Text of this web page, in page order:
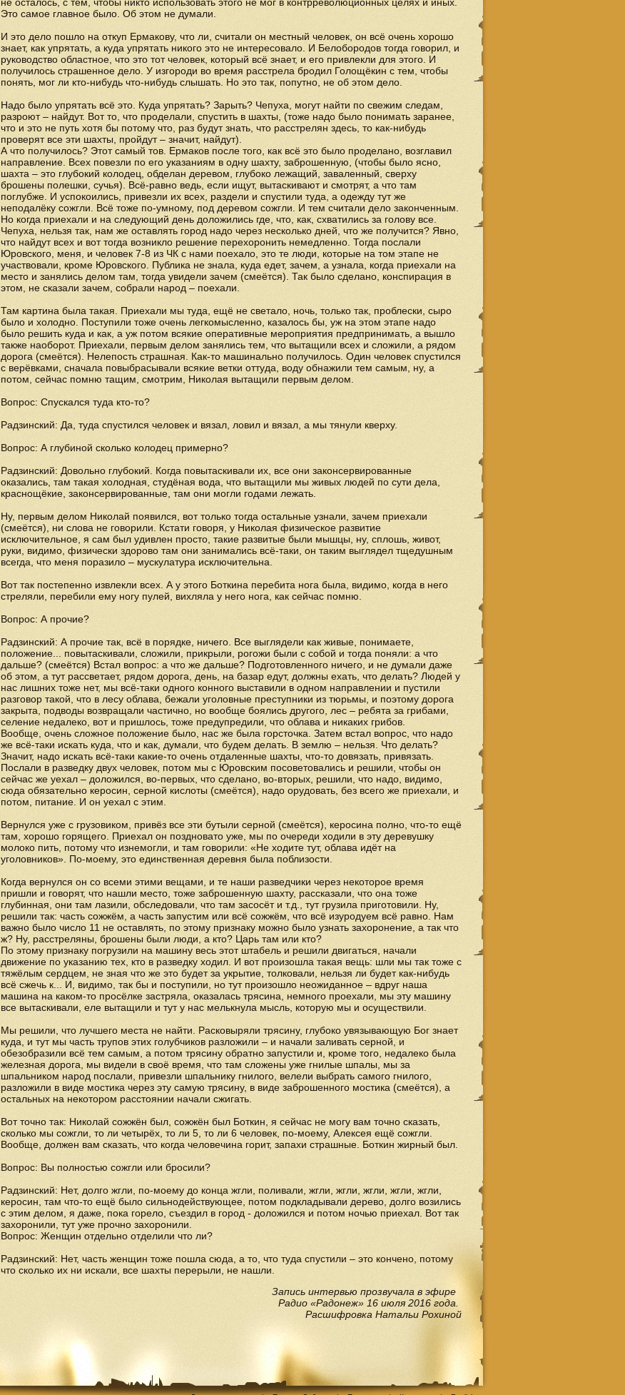
Это самое главное было. Об этом не думали.
И это дело пошло на откуп Ермакову, что ли, считали он местный человек, он всё очень хорошо
знает, как упрятать, а куда упрятать никого это не интересовало. И Белобородов тогда говорил, и
руководство областное, что это тот человек, который всё знает, и его привлекли для этого. И
получилось страшенное дело. У изгороди во время расстрела бродил Голощёкин с тем, чтобы
понять, мог ли кто-нибудь что-нибудь слышать. Но это так, попутно, не об этом дело.
Надо было упрятать всё это. Куда упрятать? Зарыть? Чепуха, могут найти по свежим следам,
разроют – найдут. Вот то, что проделали, спустить в шахты, (тоже надо было понимать заранее,
что и это не путь хотя бы потому что, раз будут знать, что расстрелян здесь, то как-нибудь
проверят все эти шахты, пройдут – значит, найдут).
А что получилось? Этот самый тов. Ермаков после того, как всё это было проделано, возглавил
направление. Всех повезли по его указаниям в одну шахту, заброшенную, (чтобы было ясно,
шахта – это глубокий колодец, обделан деревом, глубоко лежащий, заваленный, сверху
брошены полешки, сучья). Всё-равно ведь, если ищут, вытаскивают и смотрят, а что там
поглубже. И успокоились, привезли их всех, раздели и спустили туда, а одежду тут же
неподалёку сожгли. Всё тоже по-умному, под деревом сожгли. И тем считали дело законченным.
Но когда приехали и на следующий день доложились где, что, как, схватились за голову все.
Чепуха, нельзя так, нам же оставлять город надо через несколько дней, что же получится? Явно,
что найдут всех и вот тогда возникло решение перехоронить немедленно. Тогда послали
Юровского, меня, и человек 7-8 из ЧК с нами поехало, это те люди, которые на том этапе не
участвовали, кроме Юровского. Публика не знала, куда едет, зачем, а узнала, когда приехали на
место и занялись делом там, тогда увидели зачем (смеётся). Так было сделано, конспирация в
этом, не сказали зачем, собрали народ – поехали.
Там картина была такая. Приехали мы туда, ещё не светало, ночь, только так, проблески, сыро
было и холодно. Поступили тоже очень легкомысленно, казалось бы, уж на этом этапе надо
было решить куда и как, а уж потом всякие оперативные мероприятия предпринимать, а вышло
также наоборот. Приехали, первым делом занялись тем, что вытащили всех и сложили, а рядом
дорога (смеётся). Нелепость страшная. Как-то машинально получилось. Один человек спустился
с верёвками, сначала повыбрасывали всякие ветки оттуда, воду обнажили тем самым, ну, а
потом, сейчас помню тащим, смотрим, Николая вытащили первым делом.
Вопрос: Спускался туда кто-то?
Радзинский: Да, туда спустился человек и вязал, ловил и вязал, а мы тянули кверху.
Вопрос: А глубиной сколько колодец примерно?
Радзинский: Довольно глубокий. Когда повытаскивали их, все они законсервированные
оказались, там такая холодная, студёная вода, что вытащили мы живых людей по сути дела,
краснощёкие, законсервированные, там они могли годами лежать.
Ну, первым делом Николай появился, вот только тогда остальные узнали, зачем приехали
(смеётся), ни слова не говорили. Кстати говоря, у Николая физическое развитие
исключительное, я сам был удивлен просто, такие развитые были мышцы, ну, сплошь, живот,
руки, видимо, физически здорово там они занимались всё-таки, он таким выглядел тщедушным
всегда, что меня поразило – мускулатура исключительна.
Вот так постепенно извлекли всех. А у этого Боткина перебита нога была, видимо, когда в него
стреляли, перебили ему ногу пулей, вихляла у него нога, как сейчас помню.
Вопрос: А прочие?
Радзинский: А прочие так, всё в порядке, ничего. Все выглядели как живые, понимаете,
положение... повытаскивали, сложили, прикрыли, рогожи были с собой и тогда поняли: а что
дальше? (смеётся) Встал вопрос: а что же дальше? Подготовленного ничего, и не думали даже
об этом, а тут рассветает, рядом дорога, день, на базар едут, должны ехать, что делать? Людей у
нас лишних тоже нет, мы всё-таки одного конного выставили в одном направлении и пустили
разговор такой, что в лесу облава, бежали уголовные преступники из тюрьмы, и поэтому дорога
закрыта, подводы возвращали частично, но вообще боялись другого, лес – ребята за грибами,
селение недалеко, вот и пришлось, тоже предупредили, что облава и никаких грибов.
Вообще, очень сложное положение было, нас же была горсточка. Затем встал вопрос, что надо
же всё-таки искать куда, что и как, думали, что будем делать. В землю – нельзя. Что делать?
Значит, надо искать всё-таки какие-то очень отдаленные шахты, что-то довязать, привязать.
Послали в разведку двух человек, потом мы с Юровским посоветовались и решили, чтобы он
сейчас же уехал – доложился, во-первых, что сделано, во-вторых, решили, что надо, видимо,
сюда обязательно керосин, серной кислоты (смеётся), надо орудовать, без всего же приехали, и
потом, питание. И он уехал с этим.
Вернулся уже с грузовиком, привёз все эти бутыли серной (смеётся), керосина полно, что-то ещё
там, хорошо горящего. Приехал он поздновато уже, мы по очереди ходили в эту деревушку
молоко пить, потому что изнемогли, и там говорили: «Не ходите тут, облава идёт на
уголовников». По-моему, это единственная деревня была поблизости.
Когда вернулся он со всеми этими вещами, и те наши разведчики через некоторое время
пришли и говорят, что нашли место, тоже заброшенную шахту, рассказали, что она тоже
глубинная, они там лазили, обследовали, что там засосёт и т.д., тут грузила приготовили. Ну,
решили так: часть сожжём, а часть запустим или всё сожжём, что всё изуродуем всё равно. Нам
важно было число 11 не оставлять, по этому признаку можно было узнать захоронение, а так что
ж? Ну, расстреляны, брошены были люди, а кто? Царь там или кто?
По этому признаку погрузили на машину весь этот штабель и решили двигаться, начали
движение по указанию тех, кто в разведку ходил. И вот произошла такая вещь: шли мы так тоже с
тяжёлым сердцем, не зная что же это будет за укрытие, толковали, нельзя ли будет как-нибудь
всё сжечь к... И, видимо, так бы и поступили, но тут произошло неожиданное – вдруг наша
машина на каком-то просёлке застряла, оказалась трясина, немного проехали, мы эту машину
все вытаскивали, еле вытащили и тут у нас мелькнула мысль, которую мы и осуществили.
Мы решили, что лучшего места не найти. Расковыряли трясину, глубоко увязывающую Бог знает
куда, и тут мы часть трупов этих голубчиков разложили – и начали заливать серной, и
обезобразили всё тем самым, а потом трясину обратно запустили и, кроме того, недалеко была
железная дорога, мы видели в своё время, что там сложены уже гнилые шпалы, мы за
шпальником народ послали, привезли шпальнику гнилого, велели выбрать самого гнилого,
разложили в виде мостика через эту самую трясину, в виде заброшенного мостика (смеётся), а
остальных на некотором расстоянии начали сжигать.
Вот точно так: Николай сожжён был, сожжён был Боткин, я сейчас не могу вам точно сказать,
сколько мы сожгли, то ли четырёх, то ли 5, то ли 6 человек, по-моему, Алексея ещё сожгли.
Вообще, должен вам сказать, что когда человечина горит, запахи страшные. Боткин жирный был.
Вопрос: Вы полностью сожгли или бросили?
Радзинский: Нет, долго жгли, по-моему до конца жгли, поливали, жгли, жгли, жгли, жгли, жгли,
керосин, там что-то ещё было сильнодействующее, потом подкладывали дерево, долго возились
с этим делом, я даже, пока горело, съездил в город - доложился и потом ночью приехал. Вот так
захоронили, тут уже прочно захоронили.
Вопрос: Женщин отдельно отделили что ли?
Радзинский: Нет, часть женщин тоже пошла сюда, а то, что туда спустили – это кончено, потому
что сколько их ни искали, все шахты перерыли, не нашли.
Запись интервью прозвучала в эфире
Радио «Радонеж» 16 июля 2016 года.
Расшифровка Натальи Рохиной